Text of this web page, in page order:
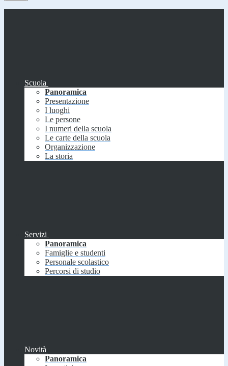
Scuola
Panoramica
Presentazione
I luoghi
Le persone
I numeri della scuola
Le carte della scuola
Organizzazione
La storia
Servizi
Panoramica
Famiglie e studenti
Personale scolastico
Percorsi di studio
Novità
Panoramica